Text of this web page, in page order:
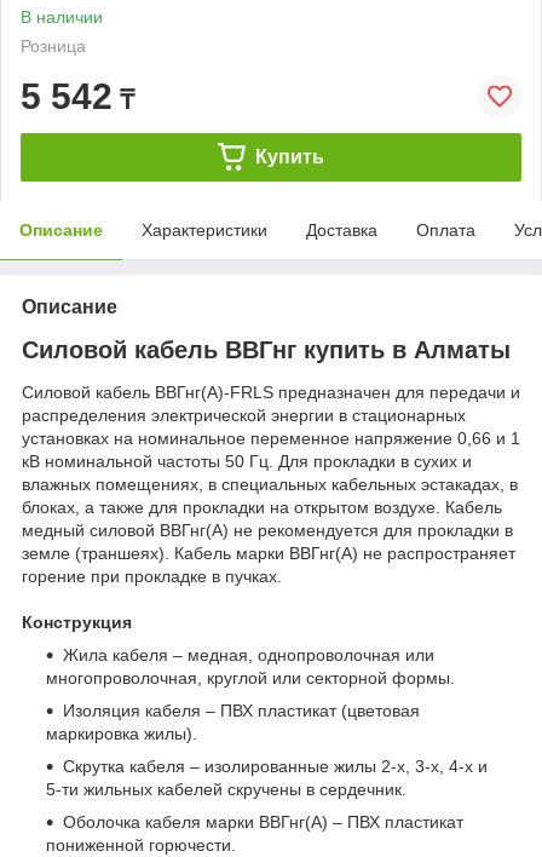
В наличии
Розница
5 542 ₸
Купить
Описание Характеристики Доставка Оплата
Описание
Силовой кабель ВВГнг купить в Алматы
Силовой кабель ВВГнг(А)-FRLS предназначен для передачи и
распределения электрической энергии в стационарных
установках на номинальное переменное напряжение 0,66 и 1
кВ номинальной частоты 50 Гц. Для прокладки в сухих и
влажных помещениях, в специальных кабельных эстакадах, в
блоках, а также для прокладки на открытом воздухе. Кабель
медный силовой ВВГнг(А) не рекомендуется для прокладки в
земле (траншеях). Кабель марки ВВГнг(А) не распространяет
горение при прокладке в пучках.
Конструкция
Жила кабеля – медная, однопроволочная или
многопроволочная, круглой или секторной формы.
Изоляция кабеля – ПВХ пластикат (цветовая
маркировка жилы).
Скрутка кабеля – изолированные жилы 2-х, 3-х, 4-х и
5-ти жильных кабелей скручены в сердечник.
Оболочка кабеля марки ВВГнг(А) – ПВХ пластикат
пониженной горючести.